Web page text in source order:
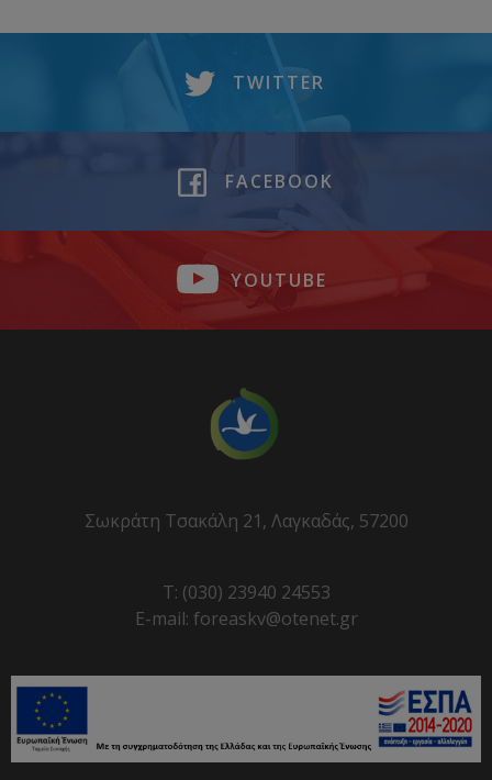
TWITTER
FACEBOOK
YOUTUBE
Σωκράτη Τσακάλη 21, Λαγκαδάς, 57200
T: (030) 23940 24553
E-mail: foreaskv@otenet.gr